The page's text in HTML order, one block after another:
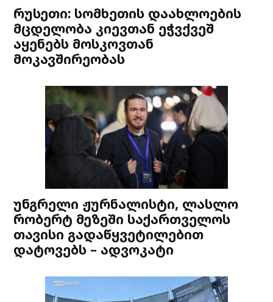
რუსეთი: სომხეთის დაახლოების
მცდელობა კიევთან ეჭვქვეშ
აყენებს მოსკოვთან
მოკავშირეობას
უნგრელი ჟურნალისტი, ლასლო
რობერტ მეზეში საქართველოს
თავისი გადაწყვეტილებით
დატოვებს – ადვოკატი